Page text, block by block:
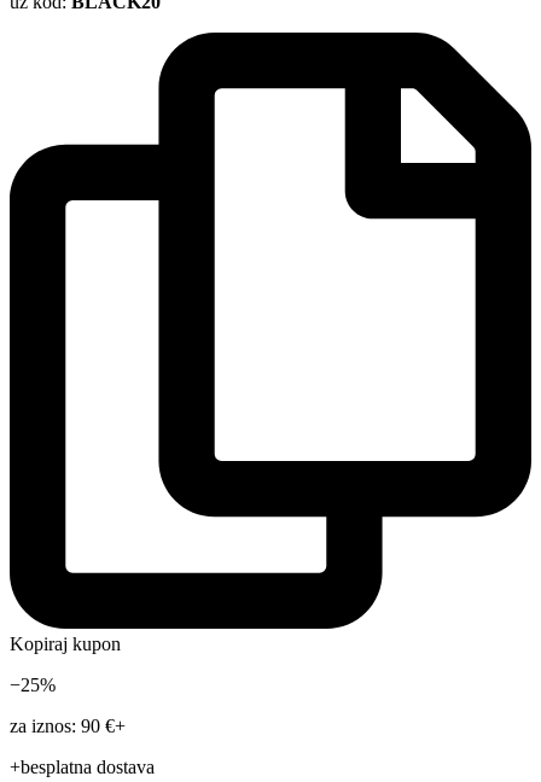
Kopiraj kupon
−25%
za iznos: 90 €+
+besplatna dostava